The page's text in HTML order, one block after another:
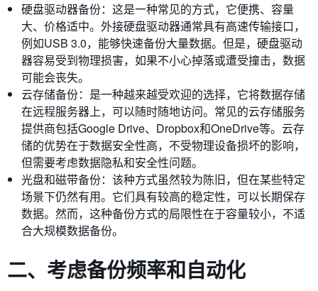
硬盘驱动器备份：这是一种常见的方式，它便携、容量
大、价格适中。外接硬盘驱动器通常具有高速传输接口，
例如USB 3.0，能够快速备份大量数据。但是，硬盘驱动
器容易受到物理损害，如果不小心掉落或遭受撞击，数据
可能会丧失。
云存储备份：是一种越来越受欢迎的选择，它将数据存储
在远程服务器上，可以随时随地访问。常见的云存储服务
提供商包括Google Drive、Dropbox和OneDrive等。云存
储的优势在于数据安全性高，不受物理设备损坏的影响，
但需要考虑数据隐私和安全性问题。
光盘和磁带备份：该种方式虽然较为陈旧，但在某些特定
场景下仍然有用。它们具有较高的稳定性，可以长期保存
数据。然而，这种备份方式的局限性在于容量较小，不适
合大规模数据备份。
二、考虑备份频率和自动化